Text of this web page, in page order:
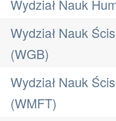
Wydział Nauk
Wydział Nauk
(WGB)
Wydział Nauk
(WMFT)